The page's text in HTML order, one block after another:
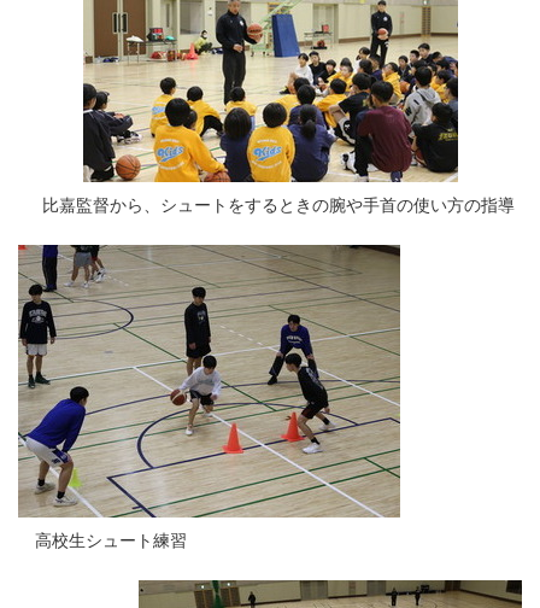
比嘉監督から、シュートをするときの腕や手首の使い方の指導
高校生シュート練習